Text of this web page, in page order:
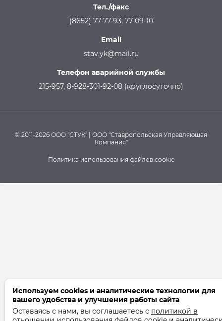
Тел./факс
(8652) 77-77-93, 77-09-10
Email
stav.yk@mail.ru
Телефон аварийной службы
215-957, 8-928-301-92-08 (круглосуточно)
© 2011-2026 ООО "СТУК" | ООО "Ставропольская Управляющая
Компания"
Политика использования файлов cookie
Используем cookies и аналитические технологии для
вашего удобства и улучшения работы сайта
Оставаясь с нами, вы соглашаетесь с политикой в